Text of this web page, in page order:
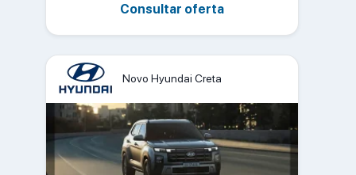
Consultar oferta
Novo Hyundai Creta